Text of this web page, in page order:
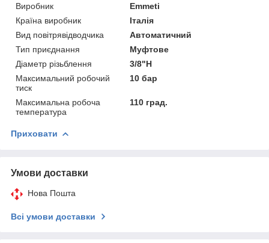
Виробник
Emmeti
Країна виробник
Італія
Вид повітрявідводчика
Автоматичний
Тип приєднання
Муфтове
Діаметр різьблення
3/8"Н
Максимальний робочий
тиск
10 бар
Максимальна робоча
температура
110 град.
Приховати
Умови доставки
Нова Пошта
Всі умови доставки